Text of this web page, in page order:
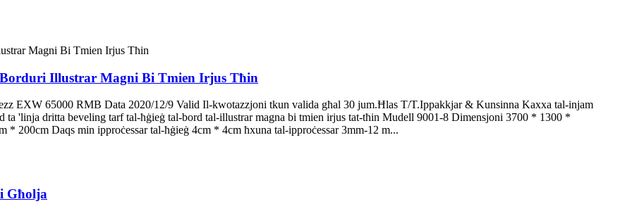
Illustrar Magni Bi Tmien Irjus Tħin
EXW 65000 RMB Data 2020/12/9 Valid Il-kwotazzjoni tkun valida għal 30 jum.Ħlas T/T.Ippakkjar & Kunsinna Kaxxa tal-injam
ta 'linja dritta beveling tarf tal-ħġieġ tal-bord tal-illustrar magna bi tmien irjus tat-tħin Mudell 9001-8 Dimensjoni 3700 * 1300 *
* 200cm Daqs min ipproċessar tal-ħġieġ 4cm * 4cm ħxuna tal-ipproċessar 3mm-12 m...
Għolja